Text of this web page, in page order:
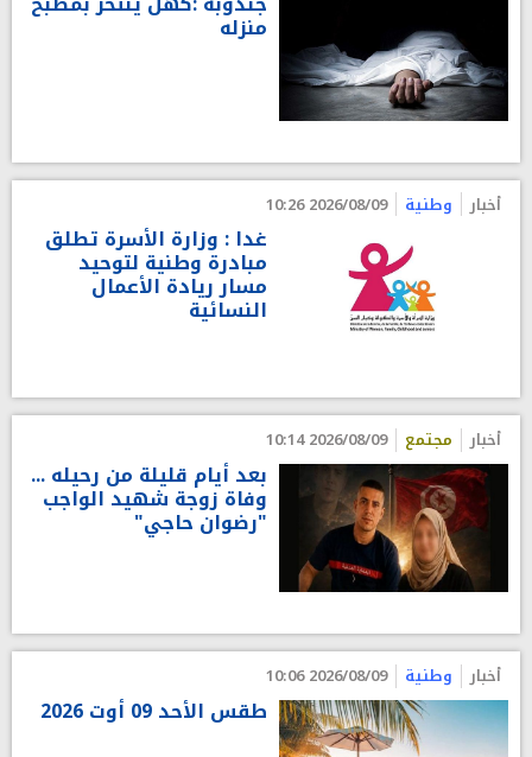
منزله
أخبار وطنية 2026/08/09 10:26
غدا : وزارة الأسرة تطلق
مبادرة وطنية لتوحيد
مسار ريادة الأعمال
النسائية
أخبار مجتمع 2026/08/09 10:14
بعد أيام قليلة من رحيله ...
وفاة زوجة شهيد الواجب
"رضوان حاجي"
أخبار وطنية 2026/08/09 10:06
طقس الأحد 09 أوت 2026